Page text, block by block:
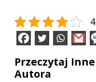
Przeczytaj
Autora